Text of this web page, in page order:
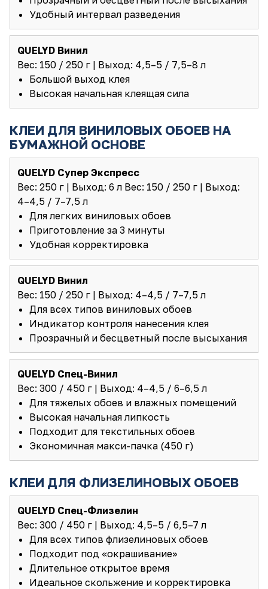
Удобный интервал разведения
QUELYD Винил
Вес: 150 / 250 г | Выход: 4,5–5 / 7,5–8 л
Большой выход клея
Высокая начальная клеящая сила
КЛЕИ ДЛЯ ВИНИЛОВЫХ ОБОЕВ НА
БУМАЖНОЙ ОСНОВЕ
QUELYD Супер Экспресс
Вес: 250 г | Выход: 6 л Вес: 150 / 250 г | Выход:
4–4,5 / 7–7,5 л
Для легких виниловых обоев
Приготовление за 3 минуты
Удобная корректировка
QUELYD Винил
Вес: 150 / 250 г | Выход: 4–4,5 / 7–7,5 л
Для всех типов виниловых обоев
Индикатор контроля нанесения клея
Прозрачный и бесцветный после высыхания
QUELYD Спец-Винил
Вес: 300 / 450 г | Выход: 4–4,5 / 6–6,5 л
Для тяжелых обоев и влажных помещений
Высокая начальная липкость
Подходит для текстильных обоев
Экономичная макси-пачка (450 г)
КЛЕИ ДЛЯ ФЛИЗЕЛИНОВЫХ ОБОЕВ
QUELYD Спец-Флизелин
Вес: 300 / 450 г | Выход: 4,5–5 / 6,5–7 л
Для всех типов флизелиновых обоев
Подходит под «окрашивание»
Длительное открытое время
Идеальное скольжение и корректировка